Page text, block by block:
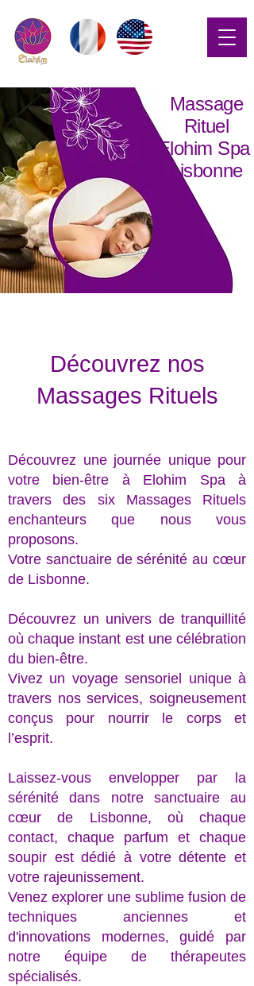
Massage
Rituel
Elohim Spa
Lisbonne
Découvrez nos
Massages Rituels
Découvrez une journée unique pour
votre bien-être à Elohim Spa à
travers des six Massages Rituels
enchanteurs que nous vous
proposons.
Votre sanctuaire de sérénité au cœur
de Lisbonne.
Découvrez un univers de tranquillité
où chaque instant est une célébration
du bien-être.
Vivez un voyage sensoriel unique à
travers nos services, soigneusement
conçus pour nourrir le corps et
l’esprit.
Laissez-vous envelopper par la
sérénité dans notre sanctuaire au
cœur de Lisbonne, où chaque
contact, chaque parfum et chaque
soupir est dédié à votre détente et
votre rajeunissement.
Venez explorer une sublime fusion de
techniques anciennes et
d'innovations modernes, guidé par
notre équipe de thérapeutes
spécialisés.